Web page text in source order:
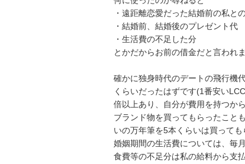
・遠距離恋愛だった結婚前の私と
・結婚前、結婚後のプレゼント代
・生活費の不足した分
とかだからお前の借金だと言われま
確かに独身時代のデートの飛行機
くらいだったはずです(1番安い
倍以上あり、自分が費用を持つか
ブランド物を買ってもらったこと
いの万年筆を5本くらいは買って
婚姻期間の生活費については、毎
食費等の不足分は私の給料から支